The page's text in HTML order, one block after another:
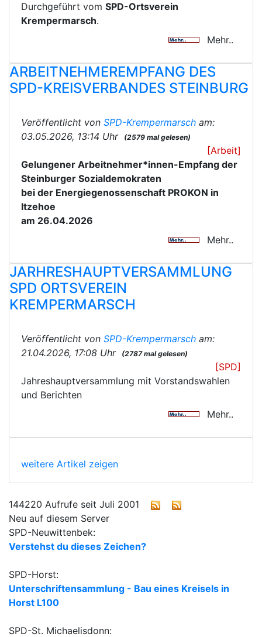
Durchgeführt vom SPD-Ortsverein
Krempermarsch.
Mehr..
ARBEITNEHMEREMPFANG DES
SPD-KREISVERBANDES STEINBURG
Veröffentlicht von SPD-Krempermarsch am:
03.05.2026, 13:14 Uhr
(2579 mal gelesen)
[Arbeit]
Gelungener Arbeitnehmer*innen-Empfang der
Steinburger Sozialdemokraten
bei der Energiegenossenschaft PROKON in
Itzehoe
am 26.04.2026
Mehr..
JARHRESHAUPTVERSAMMLUNG
SPD ORTSVEREIN
KREMPERMARSCH
Veröffentlicht von SPD-Krempermarsch am:
21.04.2026, 17:08 Uhr
(2787 mal gelesen)
[SPD]
Jahreshauptversammlung mit Vorstandswahlen
und Berichten
Mehr..
weitere Artikel zeigen
144220 Aufrufe seit Juli 2001
Neu auf diesem Server
SPD-Neuwittenbek:
Verstehst du dieses Zeichen?
SPD-Horst:
Unterschriftensammlung - Bau eines Kreisels in
Horst L100
SPD-St. Michaelisdonn: